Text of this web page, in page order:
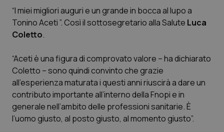
Lavoro e Professioni
Studi e Analisi
Lettere al direttore
Edizioni Regionali
“I miei migliori auguri e un grande in bocca al lupo a
Tonino Aceti ”. Così il sottosegretario alla Salute Luca
Coletto.
“Aceti è una figura di comprovato valore – ha dichiarato
Coletto – sono quindi convinto che grazie
all’esperienza maturata i questi anni riuscirà a dare un
contributo importante all’interno della Fnopi e in
generale nell’ambito delle professioni sanitarie. È
l’uomo giusto, al posto giusto, al momento giusto”.